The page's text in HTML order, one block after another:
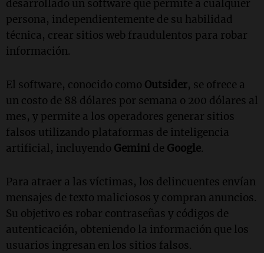
desarrollado un software que permite a cualquier
persona, independientemente de su habilidad
técnica, crear sitios web fraudulentos para robar
información.
El software, conocido como Outsider, se ofrece a
un costo de 88 dólares por semana o 200 dólares al
mes, y permite a los operadores generar sitios
falsos utilizando plataformas de inteligencia
artificial, incluyendo Gemini de Google.
Para atraer a las víctimas, los delincuentes envían
mensajes de texto maliciosos y compran anuncios.
Su objetivo es robar contraseñas y códigos de
autenticación, obteniendo la información que los
usuarios ingresan en los sitios falsos.